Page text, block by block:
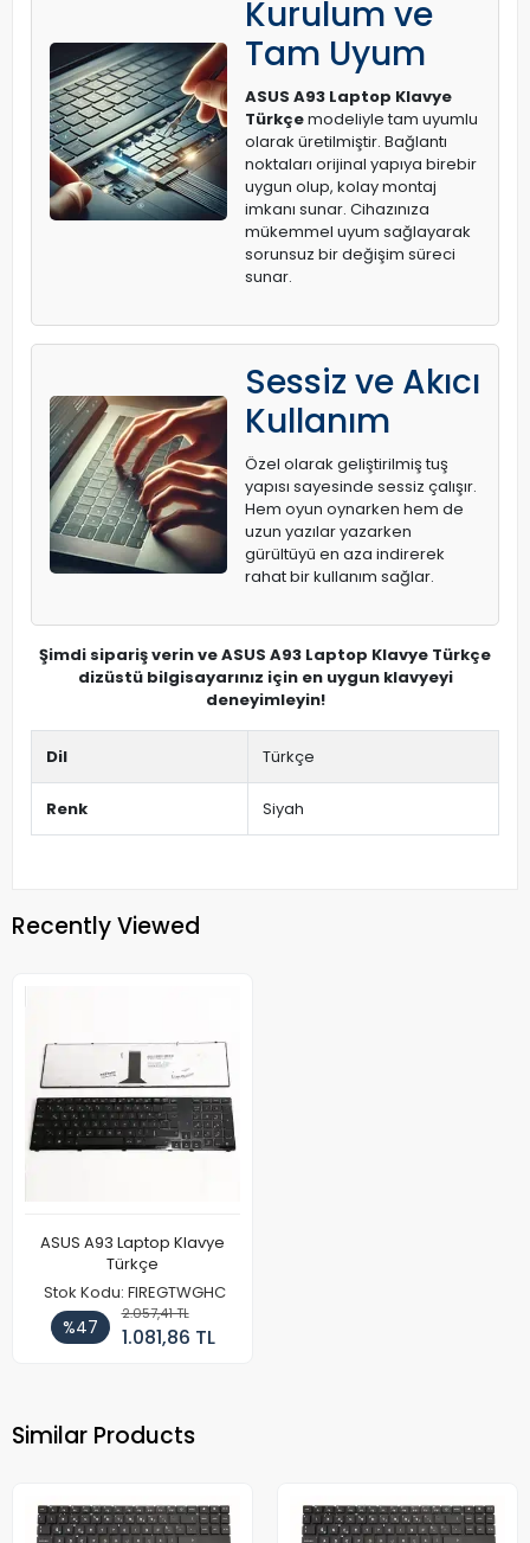
Kurulum ve
Tam Uyum
ASUS A93 Laptop Klavye
Türkçemodeliyle tam uyumlu
olarak üretilmiştir. Bağlantı
noktaları orijinal yapıya birebir
uygun olup, kolay montaj
imkanı sunar. Cihazınıza
mükemmel uyum sağlayarak
sorunsuz bir değişim süreci
sunar.
Sessiz ve Akıcı
Kullanım
Özel olarak geliştirilmiş tuş
yapısı sayesinde sessiz çalışır.
Hem oyun oynarken hem de
uzun yazılar yazarken
gürültüyü en aza indirerek
rahat bir kullanım sağlar.
Şimdi sipariş verin ve ASUS A93 Laptop Klavye Türkçe
dizüstü bilgisayarınız için en uygun klavyeyi
deneyimleyin!
Dil Türkçe
Renk Siyah
Recently Viewed
ASUS A93 Laptop Klavye
Türkçe
Stok Kodu: FIREGTWGHC
%47
2.057,41 TL
1.081,86 TL
Similar Products